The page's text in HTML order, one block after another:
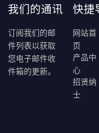
我们的通讯
订阅我们的邮
件列表以获取
您电子邮件收
件箱的更新。
快捷
网站首
页
产品中
心
招贤纳
士